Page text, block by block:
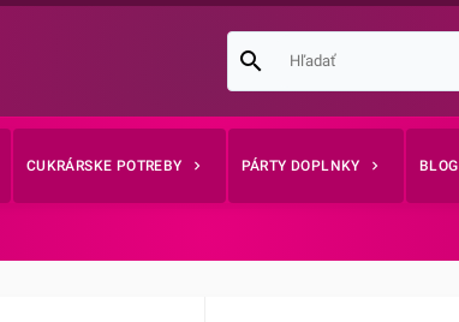
CUKRÁRSKE POTREBY PÁRTY DOPLNKY BLOG